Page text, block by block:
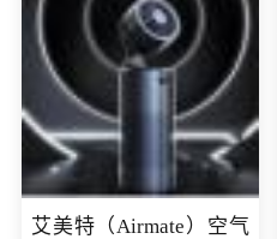
艾美特（Airmate）空气